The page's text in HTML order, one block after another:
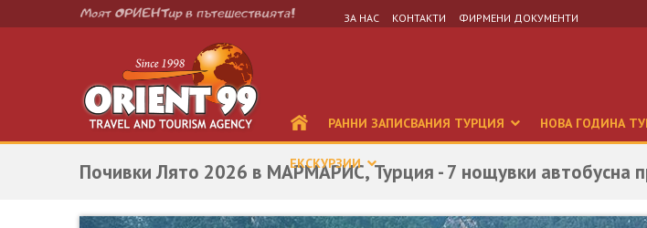
ЗА НАС КОНТАКТИ ФИРМЕНИ ДОКУМЕНТИ
РАННИ ЗАПИСВАНИЯ ТУРЦИЯ НОВА ГОДИНА
ЕКСКУРЗИИ
Почивки Лято 2026 в МАРМАРИС, Турция - 7 нощувки автобусна